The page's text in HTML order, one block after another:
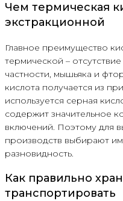
Чем термическая
экстракционной
Главное преимущество
термической –
частности, мышьяка и
кислота получается из
используется серная
содержит значительное
включений. Поэтому для
производств выбирают
разновидность.
Как правильно
транспортировать